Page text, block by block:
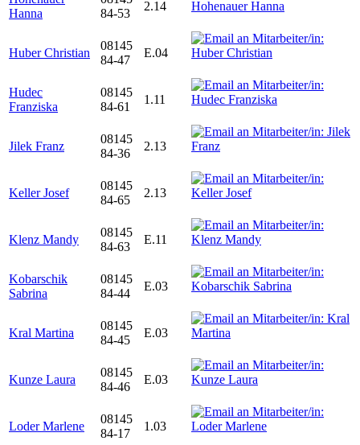
Hanna
84-53
2.14
Huber Christian
08145
84-47
E.04
Hudec
Franziska
08145
84-61
1.11
Jilek Franz
08145
84-36
2.13
Keller Josef
08145
84-65
2.13
Klenz Mandy
08145
84-63
E.11
Kobarschik
Sabrina
08145
84-44
E.03
Kral Martina
08145
84-45
E.03
Kunze Laura
08145
84-46
E.03
Loder Marlene
08145
84-17
1.03